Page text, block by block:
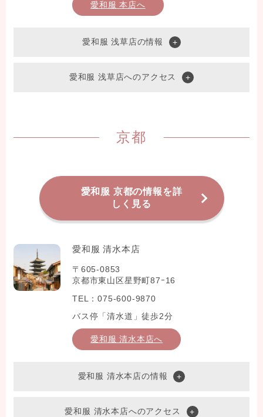
愛和服 本店へ
愛和服 浅草店の情報
愛和服 浅草店へのアクセス
京都
愛和服 京都の情報を詳
しく見る
愛和服 清水本店
〒605-0853
京都市東山区星野町87ｰ16
TEL：075-600-9870
バス停「清水道」徒歩2分
愛和服 清水本店へ
愛和服 清水本店の情報
愛和服 清水本店へのアクセス